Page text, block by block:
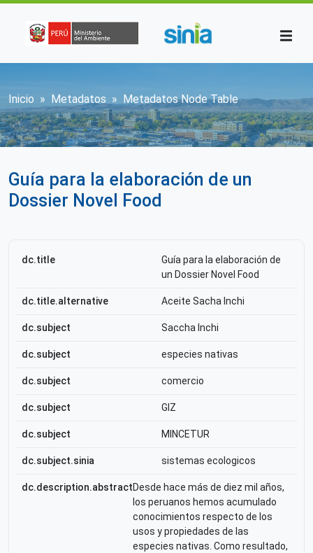
Sobrescribir enlaces de ayuda a la
Inicio Metadatos Metadatos Node Table
Guía para la elaboración de un
Dossier Novel Food
dc.title
Guía para la elaboración de
un Dossier Novel Food
dc.title.alternative Aceite Sacha Inchi
dc.subject Saccha Inchi
dc.subject especies nativas
dc.subject comercio
dc.subject GIZ
dc.subject MINCETUR
dc.subject.sinia sistemas ecologicos
dc.description.abstractDesde hace más de diez mil años,
los peruanos hemos acumulado
conocimientos respecto de los
usos y propiedades de las
especies nativas. Como resultado,